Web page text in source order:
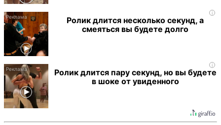
i
Ролик длится несколько секунд, а
смеяться вы будете долго
i
Ролик длится пару секунд, но вы будете
в шоке от увиденного